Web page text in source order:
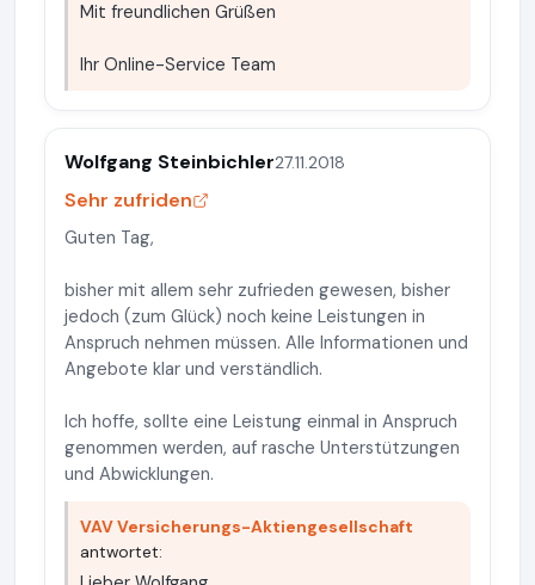
Mit freundlichen Grüßen
Ihr Online-Service Team
Wolfgang Steinbichler27.11.2018
Sehr zufriden
Guten Tag,
bisher mit allem sehr zufrieden gewesen, bisher
jedoch (zum Glück) noch keine Leistungen in
Anspruch nehmen müssen. Alle Informationen und
Angebote klar und verständlich.
Ich hoffe, sollte eine Leistung einmal in Anspruch
genommen werden, auf rasche Unterstützungen
und Abwicklungen.
VAV Versicherungs-Aktiengesellschaft
antwortet: